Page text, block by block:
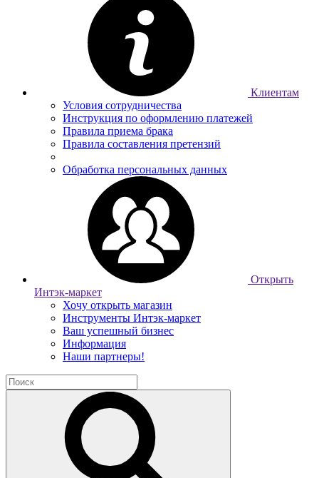
Клиентам
Условия сотрудничества
Инструкция по оформлению платежей
Правила приема брака
Правила составления претензий
Обработка персональных данных
Открыть
Интэк-маркет
Хочу открыть магазин
Инструменты Интэк-маркет
Ваш успешный бизнес
Информация
Наши партнеры!